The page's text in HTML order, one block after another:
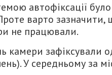
автофіксації
варто
не працювали.
камери зафіксували
У середньому за